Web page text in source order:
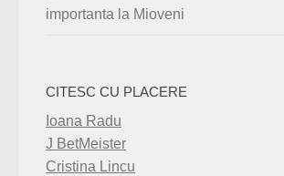
importanta la Mioveni
CITESC CU PLACERE
Ioana Radu
J BetMeister
Cristina Lincu